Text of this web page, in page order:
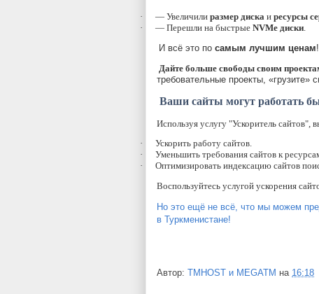
· — Увеличили размер диска и ресурсы
·
— Перешли на быстрые NVMe диски.
И всё это по самым лучшим ценам!
Дайте больше свободы своим
требовательные проекты, «грузите»
Ваши сайты могут работать
Используя услугу "Ускоритель сайтов",
·
Ускорить работу сайтов.
·
Уменьшить требования сайтов к
·
Оптимизировать индексацию сайтов
Воспользуйтесь услугой ускорения
Но это ещё не всё, что мы можем
в Туркменистане!
Автор: TMHOST и MEGATM на 16:18